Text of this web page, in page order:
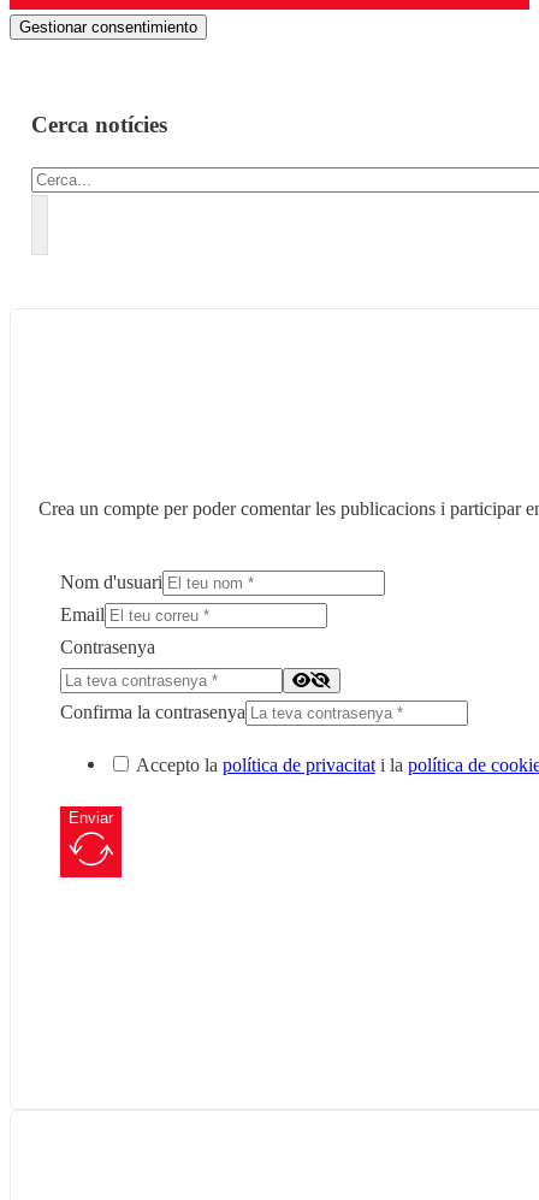
Gestionar consentimiento
Cerca notícies
Cercar
Crea un compte per poder comentar les publicacions i participar
Nom d'usuari
Email
Contrasenya
Confirma la contrasenya
Accepto la política de privacitati la política de
Enviar